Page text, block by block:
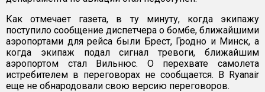
Как отмечает газета, в ту минуту, когда экипажу
поступило сообщение диспетчера о бомбе, ближайшими
аэропортами для рейса были Брест, Гродно и Минск, а
когда экипаж подал сигнал тревоги, ближайшим
аэропортом стал Вильнюс. О перехвате самолета
истребителем в переговорах не сообщается. В Ryanair
еще не обнародовали свою версию переговоров.